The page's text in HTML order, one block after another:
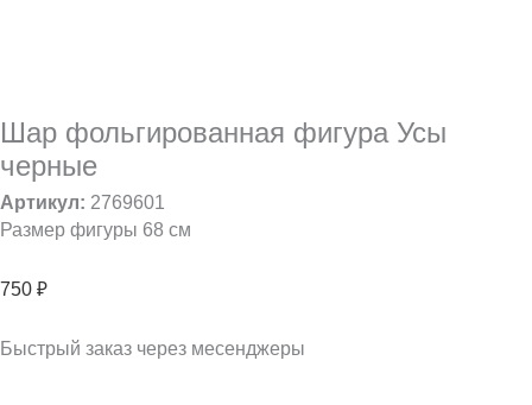
Шар фольгированная фигура Усы
черные
Артикул: 2769601
Размер фигуры 68 см
750 ₽
Быстрый заказ через месенджеры